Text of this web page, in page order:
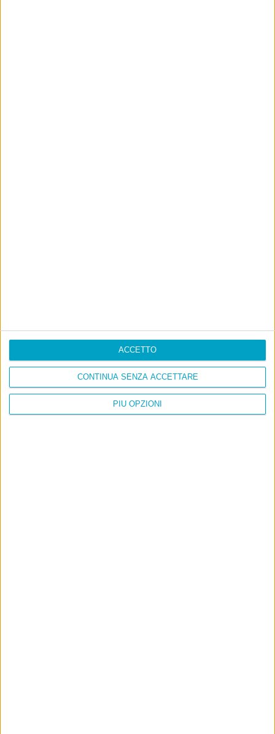
PIÙ OPZIONI
CONTINUA SENZA ACCETTARE
ACCETTO